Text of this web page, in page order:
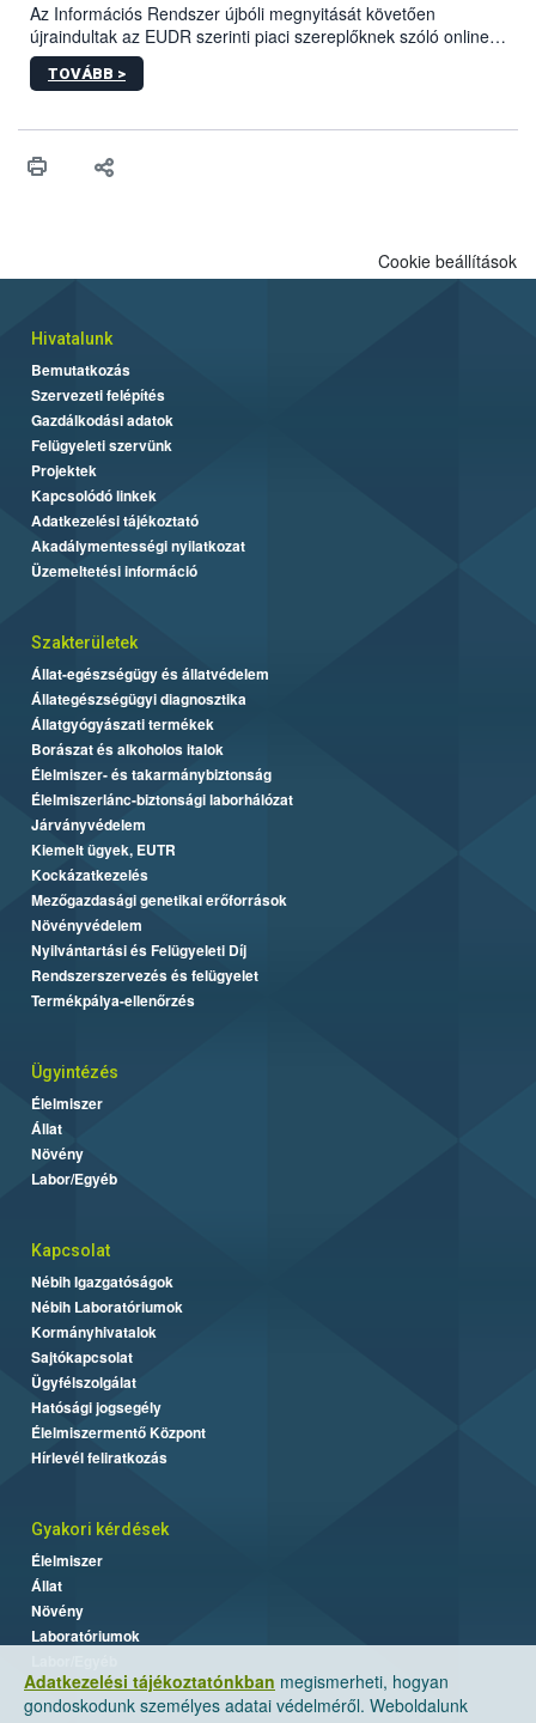
biztonsági Hivatal (Nébih) Oktatási Programja összegyűjtötte a
biztonságos grillezés legfontosabb tudnivalóit.
Az Információs Rendszer újbóli megnyitását követően
újraindultak az EUDR szerinti piaci szereplőknek szóló online
képzések.
TOVÁBB >
Adatkezelési tájékoztatónkban megismerheti, hogyan
gondoskodunk személyes adatai védelméről. Weboldalunk
Cookie beállítások
Hivatalunk
Bemutatkozás
Szervezeti felépítés
Gazdálkodási adatok
Felügyeleti szervünk
Projektek
Kapcsolódó linkek
Adatkezelési tájékoztató
Akadálymentességi nyilatkozat
Üzemeltetési információ
Szakterületek
Állat-egészségügy és állatvédelem
Állategészségügyi diagnosztika
Állatgyógyászati termékek
Borászat és alkoholos italok
Élelmiszer- és takarmánybiztonság
Élelmiszerlánc-biztonsági laborhálózat
Járványvédelem
Kiemelt ügyek, EUTR
Kockázatkezelés
Mezőgazdasági genetikai erőforrások
Növényvédelem
Nyilvántartási és Felügyeleti Díj
Rendszerszervezés és felügyelet
Termékpálya-ellenőrzés
Ügyintézés
Élelmiszer
Állat
Növény
Labor/Egyéb
Kapcsolat
Nébih Igazgatóságok
Nébih Laboratóriumok
Kormányhivatalok
Sajtókapcsolat
Ügyfélszolgálat
Hatósági jogsegély
Élelmiszermentő Központ
Hírlevél feliratkozás
Gyakori kérdések
Élelmiszer
Állat
Növény
Laboratóriumok